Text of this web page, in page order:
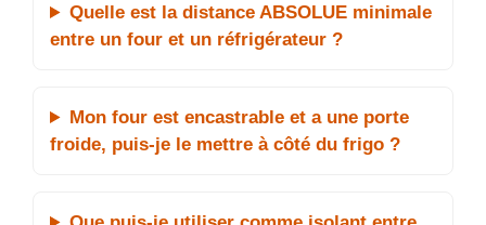
Quelle est la distance ABSOLUE minimale
entre un four et un réfrigérateur ?
Mon four est encastrable et a une porte
froide, puis-je le mettre à côté du frigo ?